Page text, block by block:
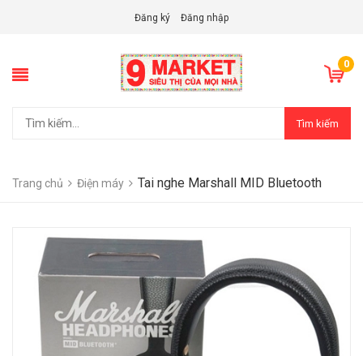
Đăng ký Đăng nhập
0
Tìm kiếm
Trang chủ Điện máy Tai nghe Marshall MID Bluetooth